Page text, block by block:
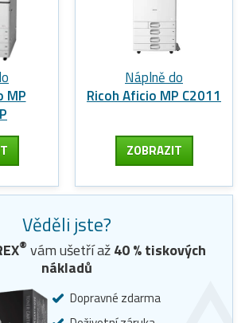
MP
Náplně do
Ricoh Aficio MP C2011
ZOBRAZIT
Věděli jste?
® vám ušetří až40% tiskových
nákladů
Dopravné zdarma